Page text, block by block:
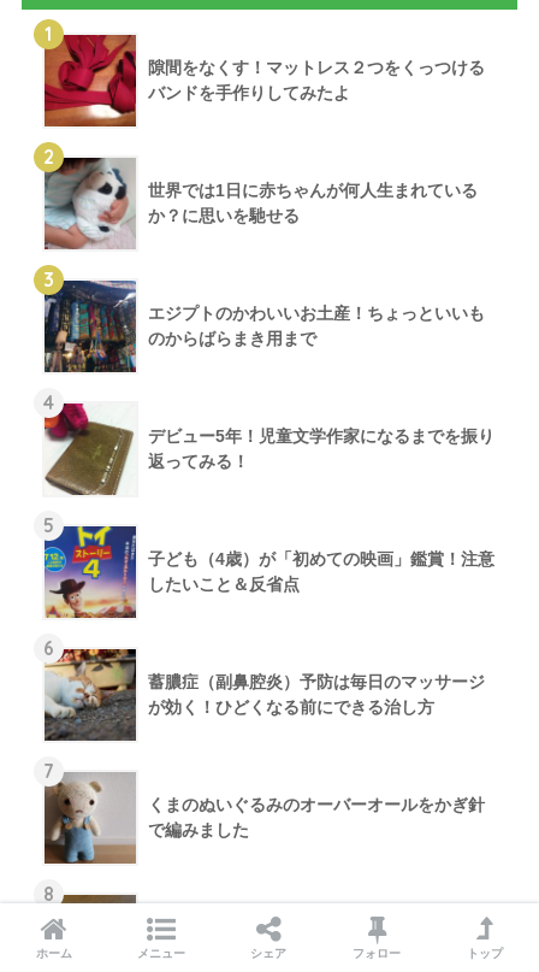
1
隙間をなくす！マットレス２つをくっつける
バンドを手作りしてみたよ
2
世界では1日に赤ちゃんが何人生まれている
か？に思いを馳せる
3
エジプトのかわいいお土産！ちょっといいも
のからばらまき用まで
4
デビュー5年！児童文学作家になるまでを振り
返ってみる！
5
子ども（4歳）が「初めての映画」鑑賞！注意
したいこと＆反省点
6
蓄膿症（副鼻腔炎）予防は毎日のマッサージ
が効く！ひどくなる前にできる治し方
7
くまのぬいぐるみのオーバーオールをかぎ針
で編みました
8
シャトレーゼのポイントカードで！長野県小
海リエックスホテルへ行ってくるよ
ホーム メニュー シェア フォロー トップ